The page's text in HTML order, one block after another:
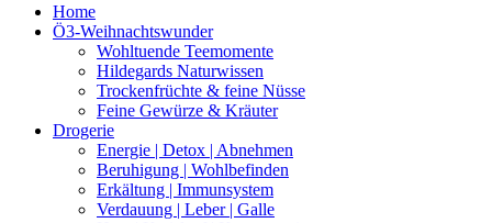
Home
Ö3-Weihnachtswunder
Wohltuende Teemomente
Hildegards Naturwissen
Trockenfrüchte & feine Nüsse
Feine Gewürze & Kräuter
Drogerie
Energie | Detox | Abnehmen
Beruhigung | Wohlbefinden
Erkältung | Immunsystem
Verdauung | Leber | Galle